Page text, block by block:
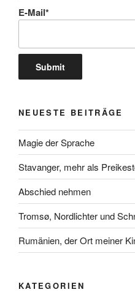
E-Mail*
NEUESTE BEITRÄGE
Magie der Sprache
Stavanger, mehr als
Abschied nehmen
Tromsø, Nordlichter und
Rumänien, der Ort meiner
KATEGORIEN